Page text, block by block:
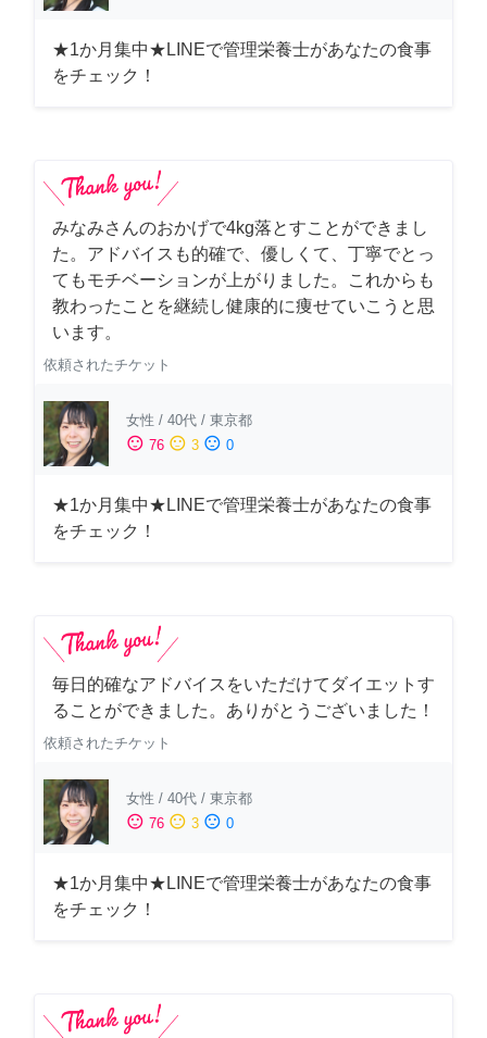
★1か月集中★LINEで管理栄養士があなたの食事
をチェック！
みなみさんのおかげで4kg落とすことができまし
た。アドバイスも的確で、優しくて、丁寧でとっ
てもモチベーションが上がりました。これからも
教わったことを継続し健康的に痩せていこうと思
います。
依頼されたチケット
女性 / 40代 / 東京都
sentiment_satisfied 76 sentiment_neutral 3 sentiment_dissatisfied 0
★1か月集中★LINEで管理栄養士があなたの食事
をチェック！
毎日的確なアドバイスをいただけてダイエットす
ることができました。ありがとうございました！
依頼されたチケット
女性 / 40代 / 東京都
sentiment_satisfied 76 sentiment_neutral 3 sentiment_dissatisfied 0
★1か月集中★LINEで管理栄養士があなたの食事
をチェック！